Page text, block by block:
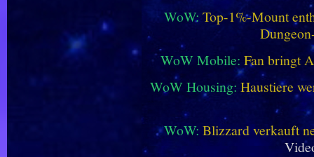
WoW: Top-1%-Mount
WoW Mobile: Fan bringt
WoW Housing: Haustiere
WoW: Blizzard verkauft